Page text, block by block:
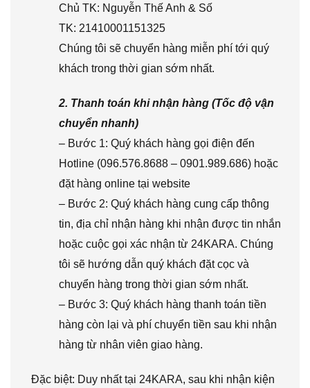
Chủ TK: Nguyễn Thế Anh & Số
TK: 21410001151325
Chúng tôi sẽ chuyển hàng miễn phí tới quý
khách trong thời gian sớm nhất.
2. Thanh toán khi nhận hàng (Tốc độ vận
chuyển nhanh)
– Bước 1: Quý khách hàng gọi điện đến
Hotline (096.576.8688 – 0901.989.686) hoặc
đặt hàng online tại website
– Bước 2: Quý khách hàng cung cấp thông
tin, địa chỉ nhận hàng khi nhận được tin nhắn
hoặc cuộc gọi xác nhận từ 24KARA. Chúng
tôi sẽ hướng dẫn quý khách đặt cọc và
chuyển hàng trong thời gian sớm nhất.
– Bước 3: Quý khách hàng thanh toán tiền
hàng còn lại và phí chuyển tiền sau khi nhận
hàng từ nhân viên giao hàng.
Đặc biệt: Duy nhất tại 24KARA, sau khi nhận kiện